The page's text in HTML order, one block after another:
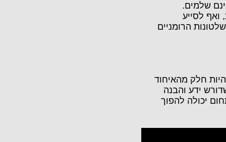
שלמים.
ואף לסייע
הרומניים
חלק מהאיחוד
ידע והבנה
יכולה להפוך